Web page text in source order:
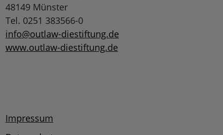
48149 Münster
Tel. 0251 383566-0
info@outlaw-diestiftung.de
www.outlaw-diestiftung.de
Impressum